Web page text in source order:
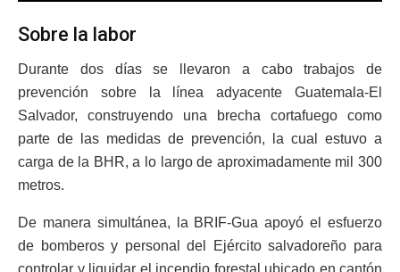
Sobre la labor
Durante dos días se llevaron a cabo trabajos de
prevención sobre la línea adyacente Guatemala-El
Salvador, construyendo una brecha cortafuego como
parte de las medidas de prevención, la cual estuvo a
carga de la BHR, a lo largo de aproximadamente mil 300
metros.
De manera simultánea, la BRIF-Gua apoyó el esfuerzo
de bomberos y personal del Ejército salvadoreño para
controlar y liquidar el incendio forestal ubicado en cantón